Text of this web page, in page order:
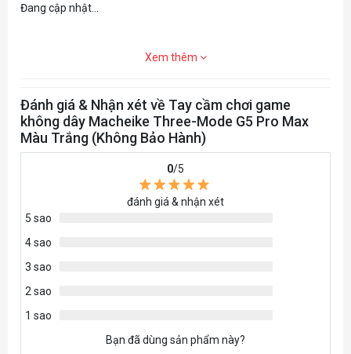
Đang cập nhật...
Xem thêm
Đánh giá & Nhận xét về Tay cầm chơi game
không dây Macheike Three-Mode G5 Pro Max
Màu Trắng (Không Bảo Hành)
0/5
đánh giá & nhận xét
5 sao
4 sao
3 sao
2 sao
1 sao
Bạn đã dùng sản phẩm này?